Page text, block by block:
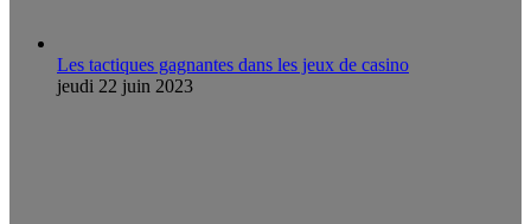
Les tactiques gagnantes dans les jeux de casino
jeudi 22 juin 2023